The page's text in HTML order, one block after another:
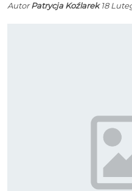
AutorPatrycja Koźlarek18